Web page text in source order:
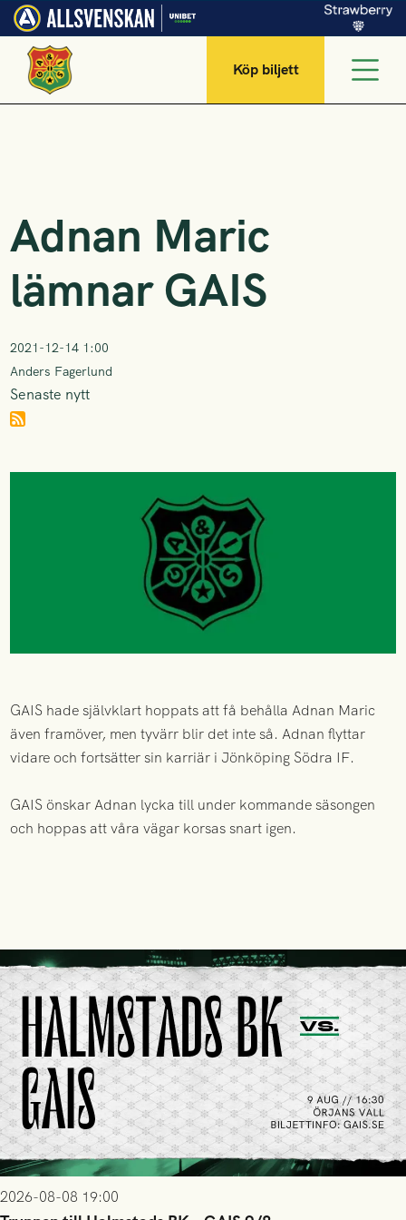
Köp biljett
Adnan Maric
lämnar GAIS
2021-12-14 1:00
Anders Fagerlund
Senaste nytt
GAIS hade självklart hoppats att få behålla Adnan Maric
även framöver, men tyvärr blir det inte så. Adnan flyttar
vidare och fortsätter sin karriär i Jönköping Södra IF.
GAIS önskar Adnan lycka till under kommande säsongen
och hoppas att våra vägar korsas snart igen.
2026-08-08 19:00